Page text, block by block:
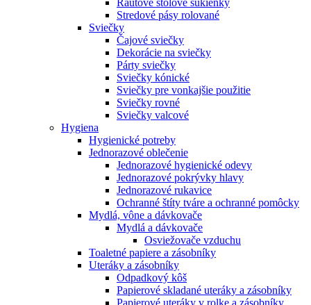
Stredové pásy rolované
Sviečky
Čajové sviečky
Dekorácie na sviečky
Párty sviečky
Sviečky kónické
Sviečky pre vonkajšie použitie
Sviečky rovné
Sviečky valcové
Hygiena
Hygienické potreby
Jednorazové oblečenie
Jednorazové hygienické odevy
Jednorazové pokrývky hlavy
Jednorazové rukavice
Ochranné štíty tváre a ochranné pomôcky
Mydlá, vône a dávkovače
Mydlá a dávkovače
Osviežovače vzduchu
Toaletné papiere a zásobníky
Uteráky a zásobníky
Odpadkový kôš
Papierové skladané uteráky a zásobníky
Papierové uteráky v rolke a zásobníky